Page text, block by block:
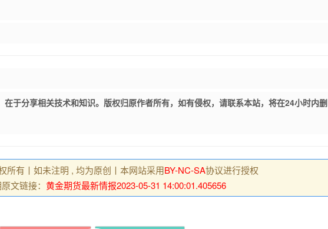
于分享相关技术和知识。版权归原作者所有，如有侵权，请联系本站，将在24小时内删
所有丨如未注明 , 均为原创丨本网站采用BY-NC-SA协议进行授权
文链接： 黄金期货最新情报2023-05-31 14:00:01.405656